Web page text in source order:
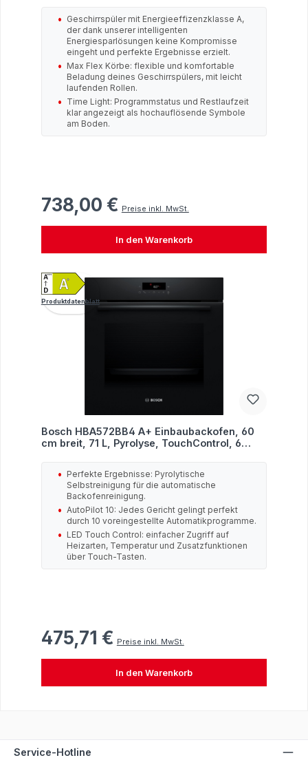
Geschirrspüler mit Energieeffizenzklasse A,
der dank unserer intelligenten
Energiesparlösungen keine Kompromisse
eingeht und perfekte Ergebnisse erzielt.
Max Flex Körbe: flexible und komfortable
Beladung deines Geschirrspülers, mit leicht
laufenden Rollen.
Time Light: Programmstatus und Restlaufzeit
klar angezeigt als hochauflösende Symbole
am Boden.
Regulärer Preis:
738,00 € Preise inkl. MwSt.
In den Warenkorb
Produktdatenblatt
Bosch HBA572BB4 A+ Einbaubackofen, 60
cm breit, 71 L, Pyrolyse, TouchControl, 6
Perfekte Ergebnisse: Pyrolytische
Selbstreinigung für die automatische
Backofenreinigung.
AutoPilot 10: Jedes Gericht gelingt perfekt
durch 10 voreingestellte Automatikprogramme.
LED Touch Control: einfacher Zugriff auf
Heizarten, Temperatur und Zusatzfunktionen
über Touch-Tasten.
Regulärer Preis:
475,71 € Preise inkl. MwSt.
In den Warenkorb
Service-Hotline